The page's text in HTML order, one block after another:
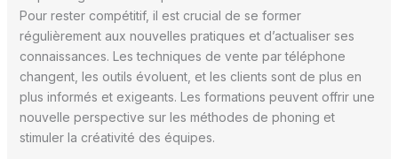
Pour rester compétitif, il est crucial de se former
régulièrement aux nouvelles pratiques et d’actualiser ses
connaissances. Les techniques de vente par téléphone
changent, les outils évoluent, et les clients sont de plus en
plus informés et exigeants. Les formations peuvent offrir une
nouvelle perspective sur les méthodes de phoning et
stimuler la créativité des équipes.